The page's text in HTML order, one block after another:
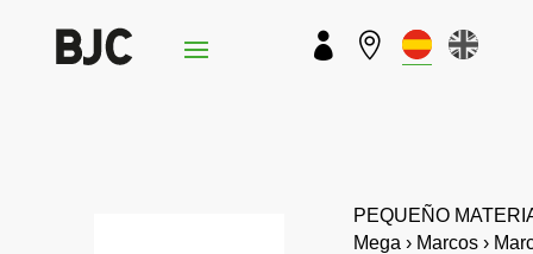
 
PEQUEÑO
Mega › Marcos ›